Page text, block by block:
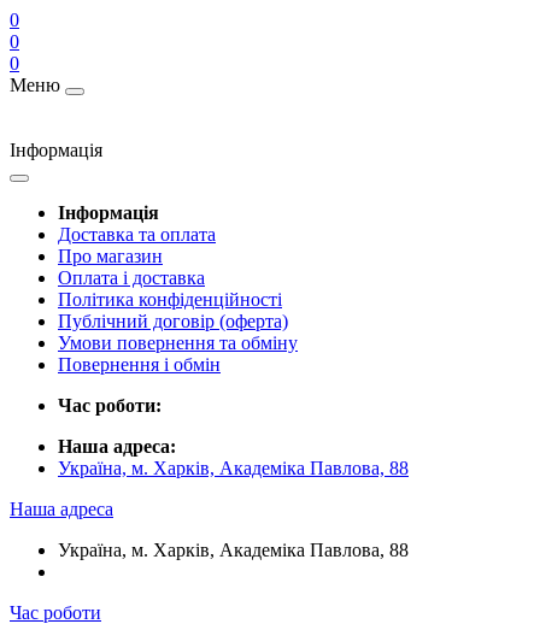
0
0
0
Меню
Інформація
Інформація
Доставка та оплата
Про магазин
Оплата і доставка
Політика конфіденційності
Публічний договір (оферта)
Умови повернення та обміну
Повернення і обмін
Час роботи:
Наша адреса:
Україна, м. Харків, Академіка Павлова, 88
Наша адреса
Україна, м. Харків, Академіка Павлова, 88
Час роботи